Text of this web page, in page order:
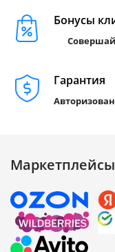
Бонусы
Гарантия
Маркетплейсы